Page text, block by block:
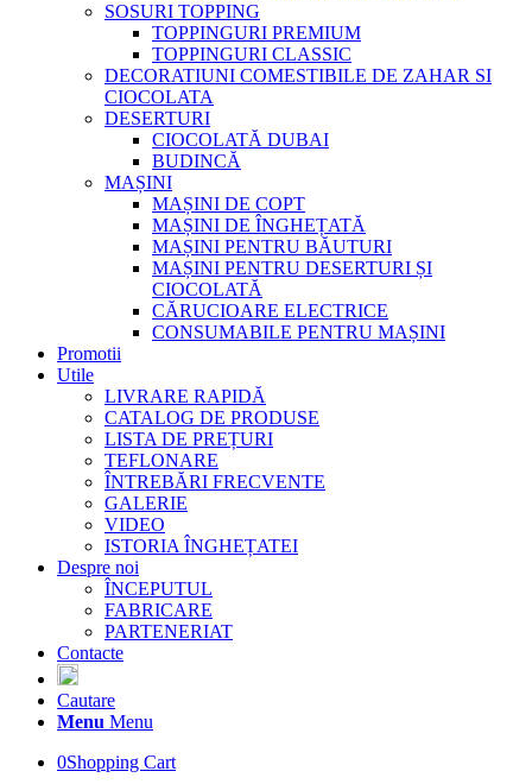
SOSURI TOPPING
TOPPINGURI PREMIUM
TOPPINGURI CLASSIC
DECORATIUNI COMESTIBILE DE ZAHAR SI
CIOCOLATA
DESERTURI
CIOCOLATĂ DUBAI
BUDINCĂ
MAȘINI
MAȘINI DE COPT
MAȘINI DE ÎNGHEȚATĂ
MAȘINI PENTRU BĂUTURI
MAȘINI PENTRU DESERTURI ȘI
CIOCOLATĂ
CĂRUCIOARE ELECTRICE
CONSUMABILE PENTRU MAȘINI
Promotii
Utile
LIVRARE RAPIDĂ
CATALOG DE PRODUSE
LISTA DE PREȚURI
TEFLONARE
ÎNTREBĂRI FRECVENTE
GALERIE
VIDEO
ISTORIA ÎNGHEȚATEI
Despre noi
ÎNCEPUTUL
FABRICARE
PARTENERIAT
Contacte
Cautare
Menu Menu
0Shopping Cart